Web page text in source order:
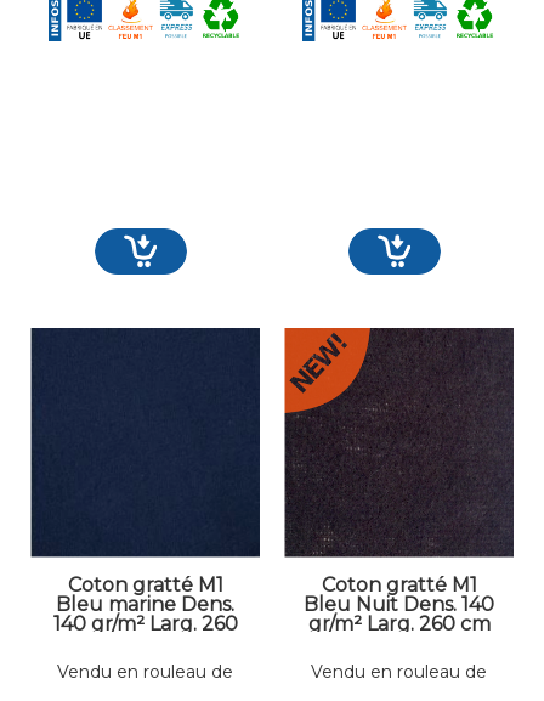
Coton gratté M1
Bleu marine Dens.
140 gr/m² Larg. 260
Vendu en rouleau de
Coton gratté M1
Bleu Nuit Dens. 140
gr/m² Larg. 260 cm
Vendu en rouleau de